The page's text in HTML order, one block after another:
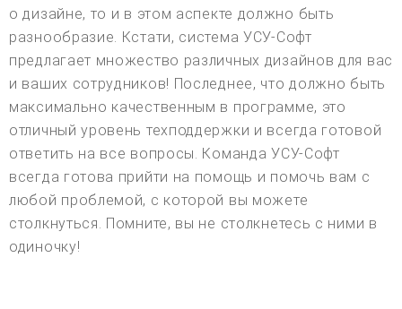
о дизайне, то и в этом аспекте должно быть
разнообразие. Кстати, система УСУ-Софт
предлагает множество различных дизайнов для вас
и ваших сотрудников! Последнее, что должно быть
максимально качественным в программе, это
отличный уровень техподдержки и всегда готовой
ответить на все вопросы. Команда УСУ-Софт
всегда готова прийти на помощь и помочь вам с
любой проблемой, с которой вы можете
столкнуться. Помните, вы не столкнетесь с ними в
одиночку!